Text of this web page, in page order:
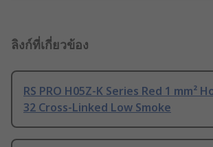
ลิงก์ที่เกี่ยวข้อง
RS PRO H05Z-K Series Red 1 mm²
32 Cross-Linked Low Smoke